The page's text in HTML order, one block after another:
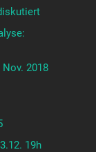
Nov. 2018
19h